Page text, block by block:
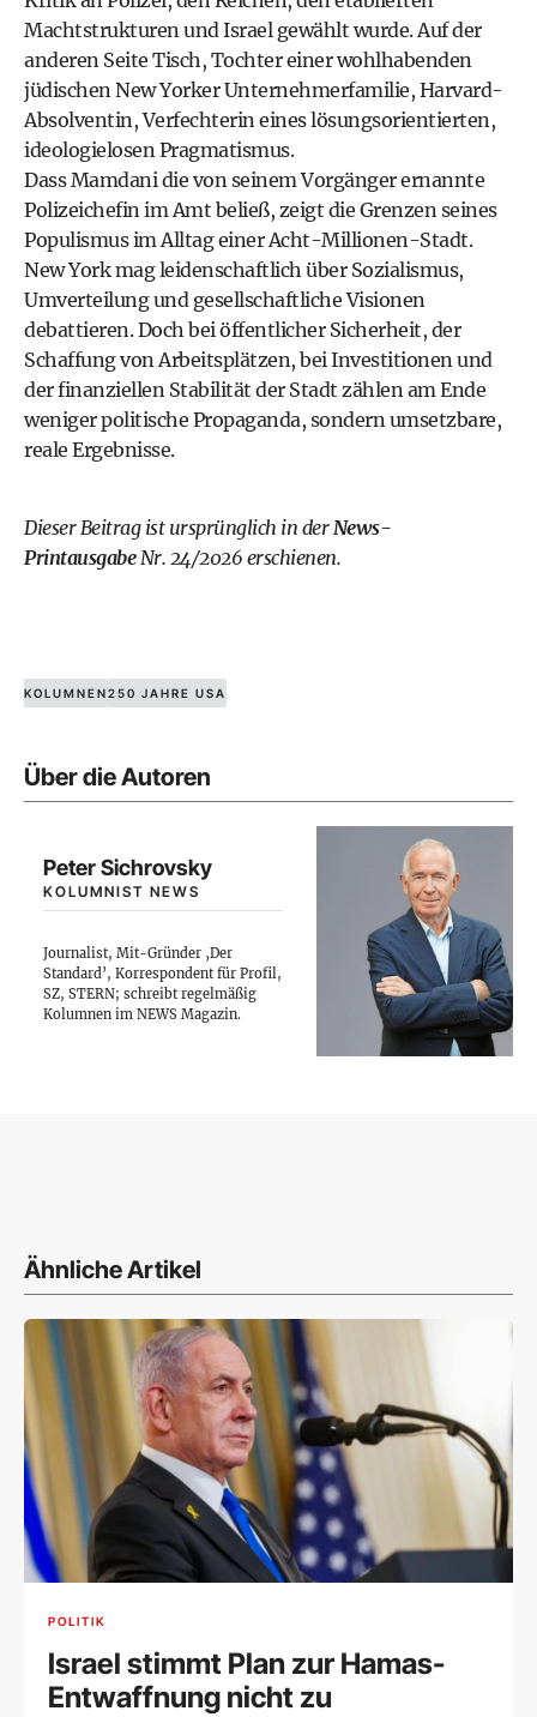
Machtstrukturen und Israel gewählt wurde. Auf der
anderen Seite Tisch, Tochter einer wohlhabenden
jüdischen New Yorker Unternehmerfamilie, Harvard-
Absolventin, Verfechterin eines lösungsorientierten,
ideologielosen Pragmatismus.
Dass Mamdani die von seinem Vorgänger ernannte
Polizeichefin im Amt beließ, zeigt die Grenzen seines
Populismus im Alltag einer Acht-Millionen-Stadt.
New York mag leidenschaftlich über Sozialismus,
Umverteilung und gesellschaftliche Visionen
debattieren. Doch bei öffentlicher Sicherheit, der
Schaffung von Arbeitsplätzen, bei Investitionen und
der finanziellen Stabilität der Stadt zählen am Ende
weniger politische Propaganda, sondern umsetzbare,
reale Ergebnisse.
Dieser Beitrag ist ursprünglich in derNews-
PrintausgabeNr. 24/2026 erschienen.
KOLUMNEN250 JAHRE USA
Über die Autoren
Peter Sichrovsky
KOLUMNIST NEWS
Journalist, Mit-Gründer ‚Der
Standard’, Korrespondent für Profil,
SZ, STERN; schreibt regelmäßig
Kolumnen im NEWS Magazin.
Ähnliche Artikel
POLITIK
Israel stimmt Plan zur Hamas-
Entwaffnung nicht zu